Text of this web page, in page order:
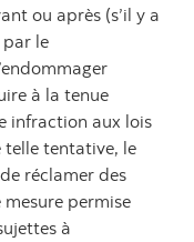
ou après (s’il y a
par le
à la tenue
infraction aux lois
telle tentative, le
réclamer des
permise
à